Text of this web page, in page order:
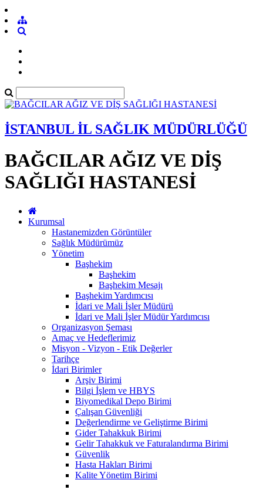
İSTANBUL İL SAĞLIK MÜDÜRLÜĞÜ
BAĞCILAR AĞIZ VE DİŞ
SAĞLIĞI HASTANESİ
Kurumsal
Hastanemizden Görüntüler
Sağlık Müdürümüz
Yönetim
Başhekim
Başhekim
Başhekim Mesajı
Başhekim Yardımcısı
İdari ve Mali İşler Müdürü
İdari ve Mali İşler Müdür Yardımcısı
Organizasyon Şeması
Amaç ve Hedeflerimiz
Misyon - Vizyon - Etik Değerler
Tarihçe
İdari Birimler
Arşiv Birimi
Bilgi İşlem ve HBYS
Biyomedikal Depo Birimi
Çalışan Güvenliği
Değerlendirme ve Geliştirme Birimi
Gider Tahakkuk Birimi
Gelir Tahakkuk ve Faturalandırma Birimi
Güvenlik
Hasta Hakları Birimi
Kalite Yönetim Birimi